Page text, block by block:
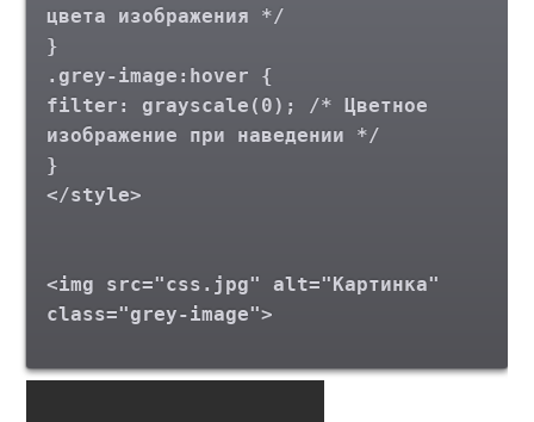
цвета изображения */
}
.grey-image:hover {
filter: grayscale(0); /* Цветное
изображение при наведении */
}
</style>
<img src="css.jpg" alt="Картинка"
class="grey-image">